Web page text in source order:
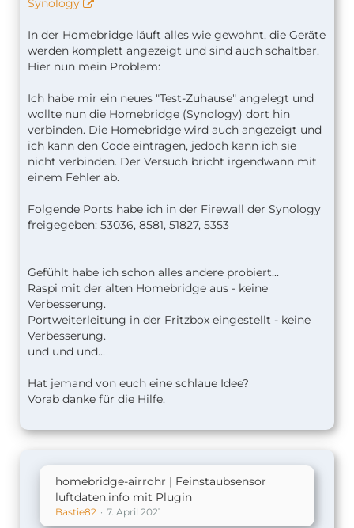
Synology
In der Homebridge läuft alles wie gewohnt, die Geräte
werden komplett angezeigt und sind auch schaltbar.
Hier nun mein Problem:
Ich habe mir ein neues "Test-Zuhause" angelegt und
wollte nun die Homebridge (Synology) dort hin
verbinden. Die Homebridge wird auch angezeigt und
ich kann den Code eintragen, jedoch kann ich sie
nicht verbinden. Der Versuch bricht irgendwann mit
einem Fehler ab.
Folgende Ports habe ich in der Firewall der Synology
freigegeben: 53036, 8581, 51827, 5353
Gefühlt habe ich schon alles andere probiert...
Raspi mit der alten Homebridge aus - keine
Verbesserung.
Portweiterleitung in der Fritzbox eingestellt - keine
Verbesserung.
und und und...
Hat jemand von euch eine schlaue Idee?
Vorab danke für die Hilfe.
homebridge-airrohr | Feinstaubsensor
luftdaten.info mit Plugin
Bastie82 7. April 2021